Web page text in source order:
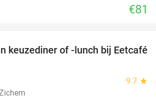
€81
28%
keuzediner of -lunch bij Eetcafé
9.7 star